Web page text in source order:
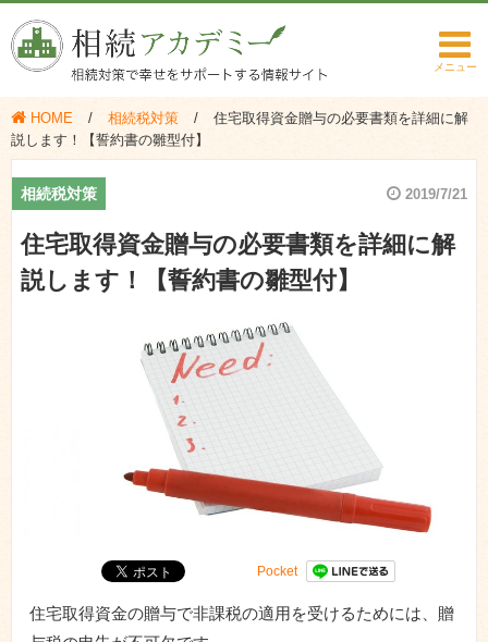
HOME 相続税対策
住宅取得資金贈与の必要書類を詳細に解
説します！【誓約書の雛型付】
相続税対策 2019/7/21
住宅取得資金贈与の必要書類を詳細に解
説します！【誓約書の雛型付】
Pocket
住宅取得資金の贈与で非課税の適用を受けるためには、贈